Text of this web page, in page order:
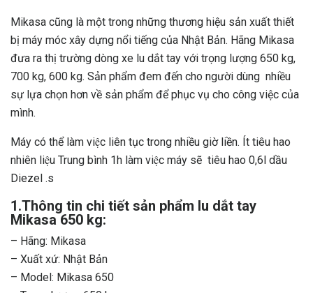
Mikasa cũng là một trong những thương hiệu sản xuất thiết
bị máy móc xây dựng nổi tiếng của Nhật Bản. Hãng Mikasa
đưa ra thị trường dòng xe lu dắt tay với trọng lượng 650 kg,
700 kg, 600 kg. Sản phẩm đem đến cho người dùng nhiều
sự lựa chọn hơn về sản phẩm để phục vụ cho công việc của
mình.
Máy có thể làm việc liên tục trong nhiều giờ liền. Ít tiêu hao
nhiên liệu Trung bình 1h làm việc máy sẽ tiêu hao 0,6l dầu
Diezel .s
1.Thông tin chi tiết sản phẩm lu dắt tay
Mikasa 650 kg:
– Hãng: Mikasa
– Xuất xứ: Nhật Bản
– Model: Mikasa 650